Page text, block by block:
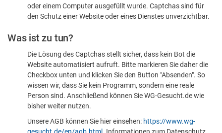
sind
oder einem Computer ausgefüllt wurde. Captchas sind für
den Schutz einer Website oder eines Dienstes unverzichtbar.
Was ist zu tun?
Die Lösung des Captchas stellt sicher, dass kein Bot die
Website automatisiert aufruft. Bitte markieren Sie daher die
Checkbox unten und klicken Sie den Button "Absenden". So
wissen wir, dass Sie kein Programm, sondern eine reale
Person sind. Anschließend können Sie WG-Gesucht.de wie
bisher weiter nutzen.
Unsere AGB können Sie hier einsehen: https://www.wg-